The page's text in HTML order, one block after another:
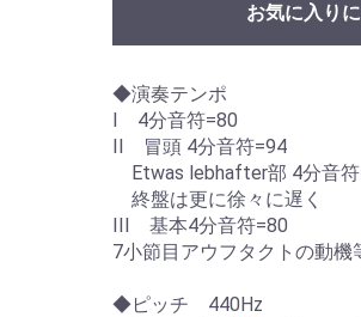
お気に入り
◆演奏テンポ
I 4分音符=80
II 冒頭 4分音符=94
Etwas lebhafter部 4分音
終盤は更に徐々に遅く
III 基本4分音符=80
7小節目アウフタクトの動機
◆ピッチ 440Hz